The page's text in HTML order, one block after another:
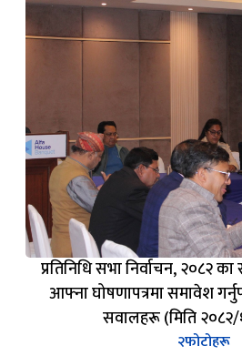
प्रतिनिधि सभा निर्वाचन, २०८२
आफ्ना घोषणापत्रमा समावेश
सवालहरू (मिति
२फोटोहरू